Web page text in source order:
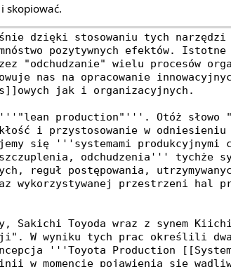
skopiować.